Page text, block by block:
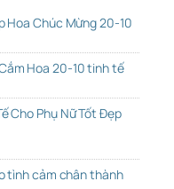
Hoa Chúc Mừng 20-10
Hoa 20-10 tinh tế
Cho Phụ Nữ Tốt Đẹp
tình cảm chân thành